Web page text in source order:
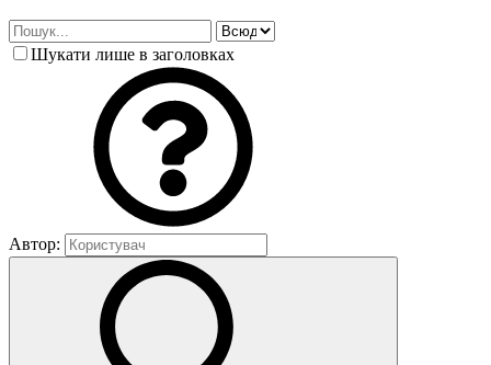
Шукати лише в заголовках
Автор: